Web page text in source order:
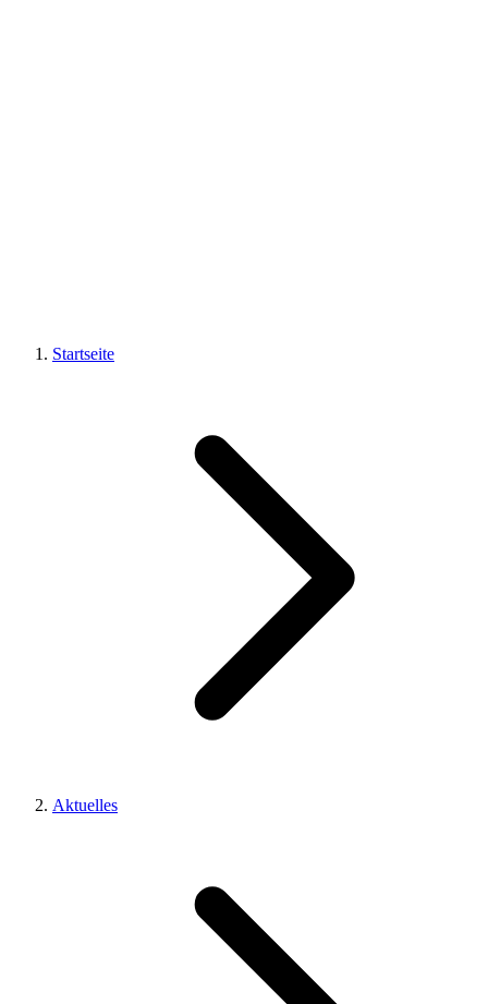
Startseite
Aktuelles